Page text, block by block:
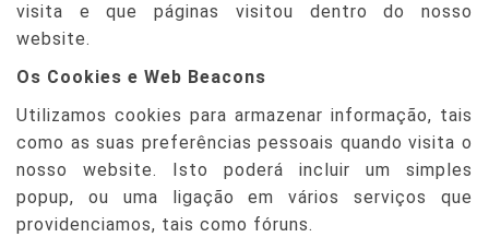
visita e que páginas visitou dentro do nosso
website.
Os Cookies e Web Beacons
Utilizamos cookies para armazenar informação, tais
como as suas preferências pessoais quando visita o
nosso website. Isto poderá incluir um simples
popup, ou uma ligação em vários serviços que
providenciamos, tais como fóruns.